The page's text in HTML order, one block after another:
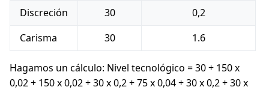
Discreción
30
0,2
Carisma
30 1.6
Hagamos un cálculo: Nivel tecnológico = 30 + 150 x
0,02 + 150 x 0,02 + 30 x 0,2 + 75 x 0,04 + 30 x 0,2 + 30 x